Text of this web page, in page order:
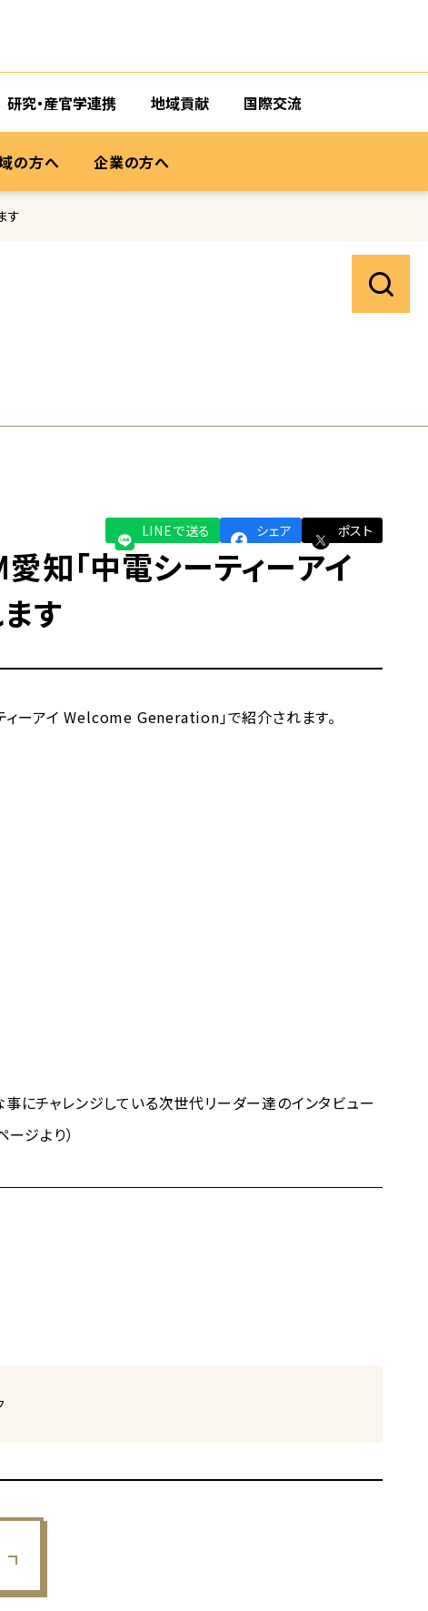
研究・産官学連携 地域貢献 国際交流
の方へ 企業の方へ
す
知「中電シーティーアイ
す
LINEで送る シェア ポスト
ーアイ Welcome Generation」で紹介されます。
にチャレンジしている次世代リーダー達のインタビュー
ジより）